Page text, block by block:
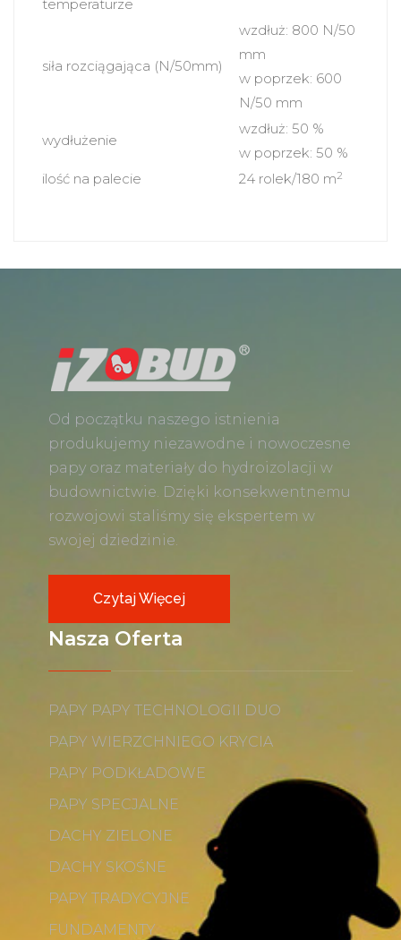
temperaturze
siła rozciągająca (N/50mm)
wzdłuż: 800 N/50
mm
w poprzek: 600
N/50 mm
wydłużenie
wzdłuż: 50 %
w poprzek: 50 %
ilość na palecie
24 rolek/180 m2
Od początku naszego istnienia
produkujemy niezawodne i nowoczesne
papy oraz materiały do hydroizolacji w
budownictwie. Dzięki konsekwentnemu
rozwojowi staliśmy się ekspertem w
swojej dziedzinie.
Czytaj Więcej
Nasza Oferta
PAPY PAPY TECHNOLOGII DUO
PAPY WIERZCHNIEGO KRYCIA
PAPY PODKŁADOWE
PAPY SPECJALNE
DACHY ZIELONE
DACHY SKOŚNE
PAPY TRADYCYJNE
FUNDAMENTY